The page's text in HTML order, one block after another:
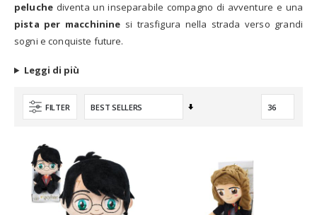
peluchediventa un inseparabile compagno di avventure e una
pista per macchinine si trasfigura nella strada verso grandi
sogni e conquiste future.
Leggi di più
FILTER
Imposta